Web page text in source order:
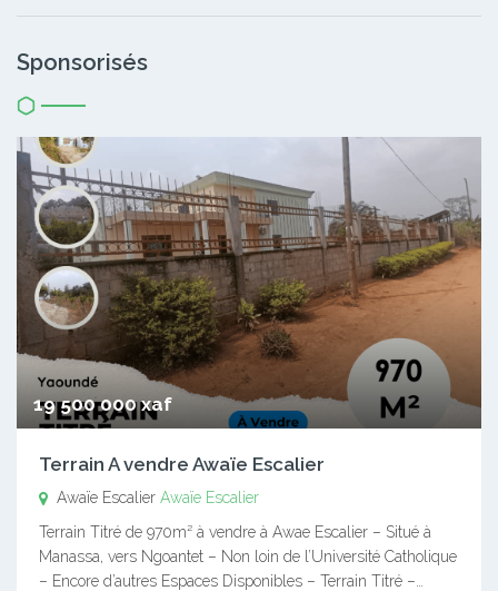
Sponsorisés
19 500 000 xaf
Terrain A vendre Awaïe Escalier
Awaïe Escalier Awaïe Escalier
Terrain Titré de 970m² à vendre à Awae Escalier – Situé à
Manassa, vers Ngoantet – Non loin de l’Université Catholique
– Encore d’autres Espaces Disponibles – Terrain Titré –…